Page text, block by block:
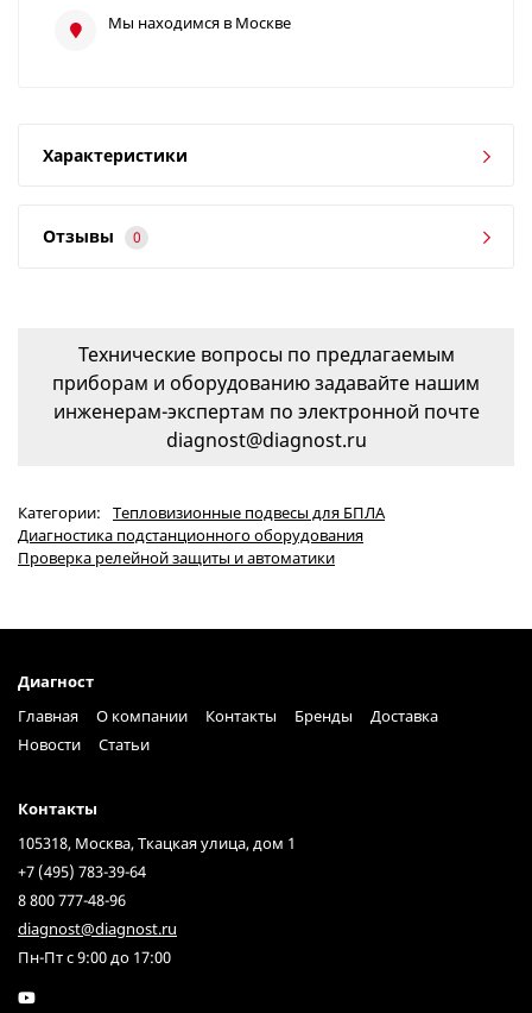
Мы находимся в Москве
Характеристики
Отзывы 0
Технические вопросы по предлагаемым
приборам и оборудованию задавайте нашим
инженерам-экспертам по электронной почте
diagnost@diagnost.ru
Категории:
Тепловизионные подвесы для БПЛА
Диагностика подстанционного оборудования
Проверка релейной защиты и автоматики
Диагност
Главная
О компании Контакты Бренды
Доставка
Новости
Статьи
Контакты
105318, Москва, Ткацкая улица, дом 1
+7 (495) 783-39-64
8 800 777-48-96
diagnost@diagnost.ru
Пн-Пт с 9:00 до 17:00